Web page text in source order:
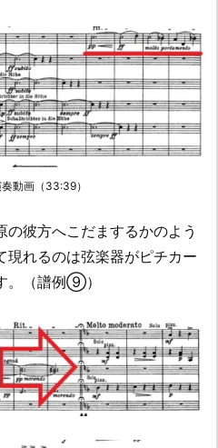
動画（33:39）
彼方へこだまするかのよう
現れるのは弦楽器がピチカー
。（譜例⑨）